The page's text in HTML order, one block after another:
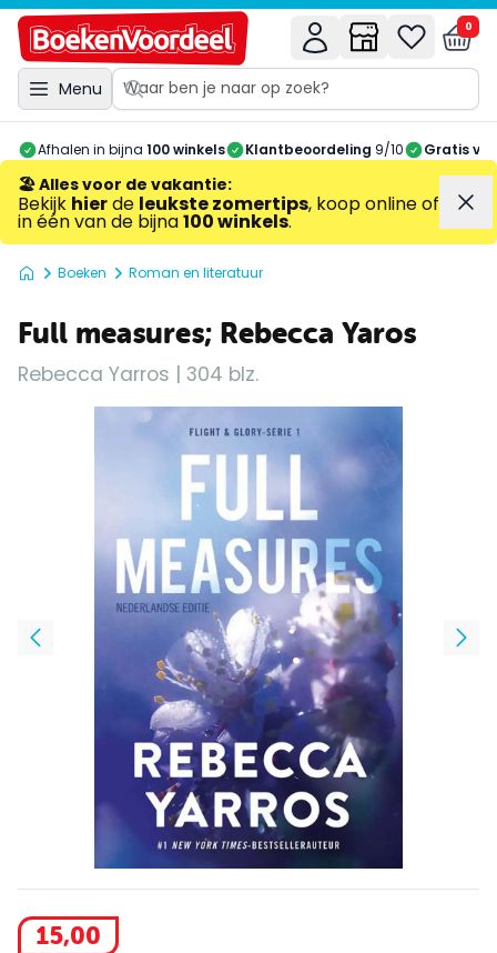
Menu
0
Afhalen in bijna 100 winkels Klantbeoordeling 9/10 Gratis
🏖️ Alles voor de vakantie:
Bekijk hierde leukste zomertips, koop online of
in één van de bijna100 winkels.
Boeken Roman en literatuur
Full measures; Rebecca Yaros
Rebecca Yarros | 304 blz.
15,00